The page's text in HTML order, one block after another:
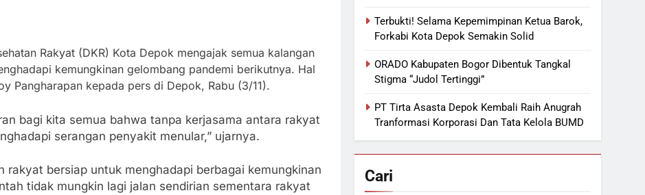
Rakyat (DKR) Kota Depok mengajak semua kalangan
kemungkinan gelombang pandemi berikutnya. Hal
Pangharapan kepada pers di Depok, Rabu (3/11).
bagi kita semua bahwa tanpa kerjasama antara rakyat
serangan penyakit menular,” ujarnya.
bersiap untuk menghadapi berbagai kemungkinan
tidak mungkin lagi jalan sendirian sementara rakyat
Terbukti! Selama Kepemimpinan Ketua Barok,
Forkabi Kota Depok Semakin Solid
ORADO Kabupaten Bogor Dibentuk Tangkal
Stigma “Judol Tertinggi”
PT Tirta Asasta Depok Kembali Raih Anugrah
Tranformasi Korporasi Dan Tata Kelola BUMD
Cari